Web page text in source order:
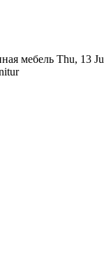
мебель Thu, 13